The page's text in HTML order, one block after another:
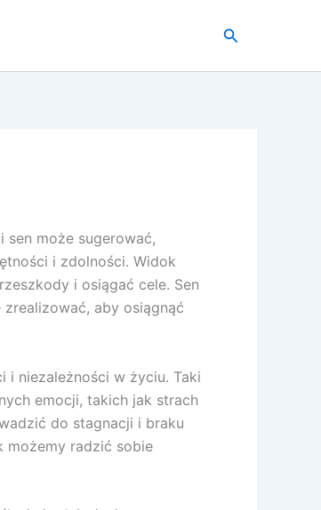
Szukaj
może sugerować,
i zdolności. Widok
i osiągać cele. Sen
aby osiągnąć
i niezależności w życiu. Taki
emocji, takich jak strach
do stagnacji i braku
możemy radzić sobie